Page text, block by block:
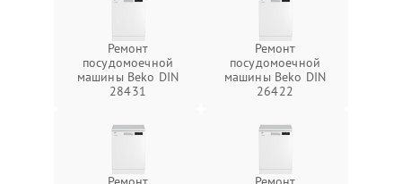
Ремонт
посудомоечной
машины Beko DIN
28431
Ремонт
посудомоечной
машины Beko DIN
26422